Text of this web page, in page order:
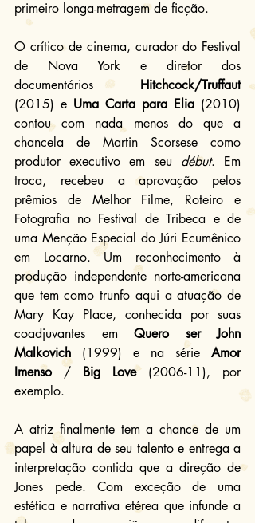
primeiro longa-metragem de ficção.
O crítico de cinema, curador do Festival
de Nova York e diretor dos
documentários
Hitchcock/Truffaut
(2015) e Uma Carta para Elia (2010)
contou com nada menos do que a
chancela de Martin Scorsese como
produtor executivo em seu début. Em
troca, recebeu a aprovação pelos
prêmios de Melhor Filme, Roteiro e
Fotografia no Festival de Tribeca e de
uma Menção Especial do Júri Ecumênico
em Locarno. Um reconhecimento à
produção independente norte-americana
que tem como trunfo aqui a atuação de
Mary Kay Place, conhecida por suas
coadjuvantes em Quero ser John
Malkovich (1999) e na série Amor
Imenso / Big Love (2006-11), por
exemplo.
A atriz finalmente tem a chance de um
papel à altura de seu talento e entrega a
interpretação contida que a direção de
Jones pede. Com exceção de uma
estética e narrativa etérea que infunde a